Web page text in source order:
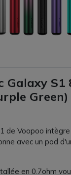
Galaxy S1
de Voopoo
avec un pod
en 0.7ohm